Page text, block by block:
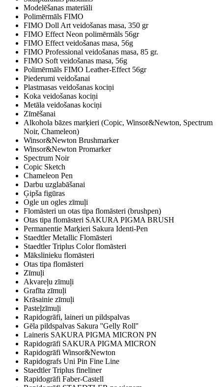
Modelēšanas materiāli
Polimērmāls FIMO
FIMO Doll Art veidošanas masa, 350 gr
FIMO Effect Neon polimērmāls 56gr
FIMO Effect veidošanas masa, 56g
FIMO Professional veidošanas masa, 85 gr.
FIMO Soft veidošanas masa, 56g
Polimērmāls FIMO Leather-Effect 56gr
Piederumi veidošanai
Plastmasas veidošanas kociņi
Koka veidošanas kociņi
Metāla veidošanas kociņi
Zīmēšanai
Alkohola bāzes marķieri (Copic, Winsor&Newton, Spectrum
Noir, Chameleon)
Winsor&Newton Brushmarker
Winsor&Newton Promarker
Spectrum Noir
Copic Sketch
Chameleon Pen
Darbu uzglabāšanai
Ģipša figūras
Ogle un ogles zīmuļi
Flomāsteri un otas tipa flomāsteri (brushpen)
Otas tipa flomāsteri SAKURA PIGMA BRUSH
Permanentie Marķieri Sakura Identi-Pen
Staedtler Metallic Flomāsteri
Staedtler Triplus Color flomāsteri
Mākslinieku flomāsteri
Otas tipa flomāsteri
Zīmuļi
Akvareļu zīmuļi
Grafīta zīmuļi
Krāsainie zīmuļi
Pasteļzīmuļi
Rapidogrāfi, laineri un pildspalvas
Gēla pildspalvas Sakura ''Gelly Roll''
Laineris SAKURA PIGMA MICRON PN
Rapidogrāfi SAKURA PIGMA MICRON
Rapidogrāfi Winsor&Newton
Rapidografs Uni Pin Fine Line
Staedtler Triplus fineliner
Rapidogrāfi Faber-Castell